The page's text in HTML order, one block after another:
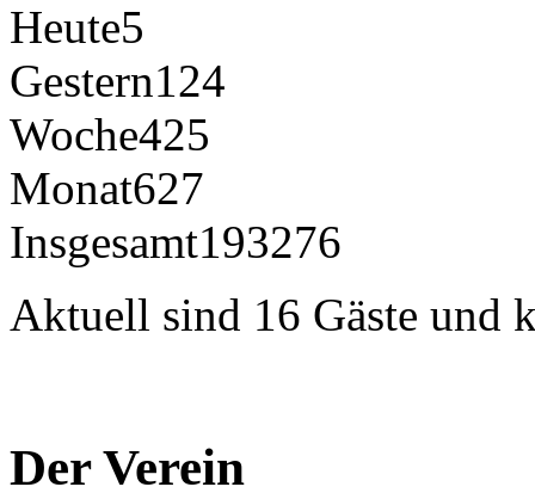
Heute5
Gestern124
Woche425
Monat627
Insgesamt193276
Aktuell sind 16 Gäste und
Der Verein